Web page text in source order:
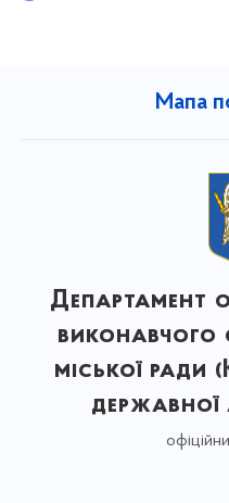
Мапа
Департамент
виконавчого
міської ради
державної